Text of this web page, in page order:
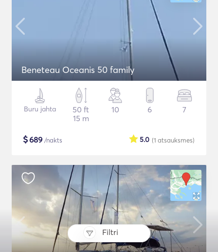
Filtri
Beneteau Oceanis 50 family
Buru jahta
50 ft
15 m
10 6 7
$689 /nakts (1 atsauksmes)
5.0